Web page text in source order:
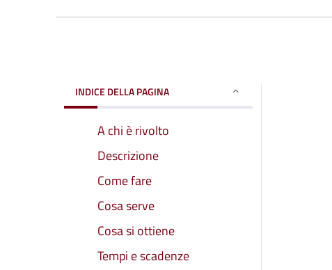
INDICE DELLA PAGINA
A chi è rivolto
Descrizione
Come fare
Cosa serve
Cosa si ottiene
Tempi e scadenze